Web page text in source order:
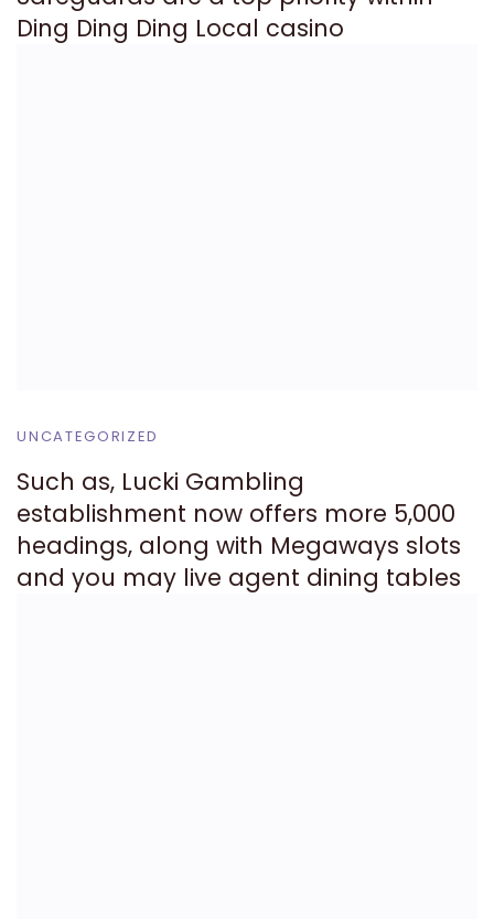
Ding Ding Ding Local casino
UNCATEGORIZED
Such as, Lucki Gambling
establishment now offers more 5,000
headings, along with Megaways slots
and you may live agent dining tables